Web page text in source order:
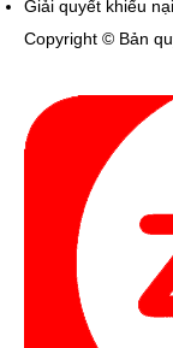
Giải quyết khiếu nại
Copyright © Bản